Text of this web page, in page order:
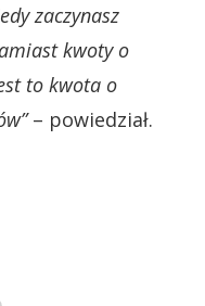
zaczynasz
kwoty o
to kwota o
– powiedział.